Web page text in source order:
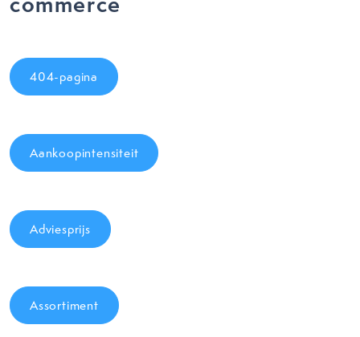
404-pagina
Aankoopintensiteit
Adviesprijs
Assortiment